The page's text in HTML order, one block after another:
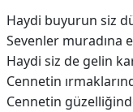
Haydi buyurun siz
Sevenler muradına
Haydi siz de gelin
Cennetin
Cennetin